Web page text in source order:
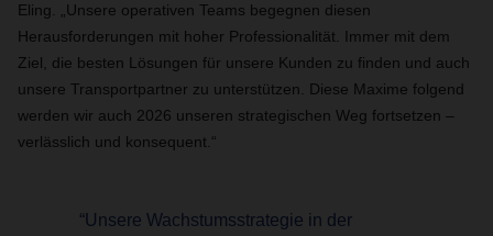
Eling. „Unsere operativen Teams begegnen diesen
Herausforderungen mit hoher Professionalität. Immer mit dem
Ziel, die besten Lösungen für unsere Kunden zu finden und auch
unsere Transportpartner zu unterstützen. Diese Maxime folgend
werden wir auch 2026 unseren strategischen Weg fortsetzen –
verlässlich und konsequent.“
“Unsere Wachstumsstrategie in der